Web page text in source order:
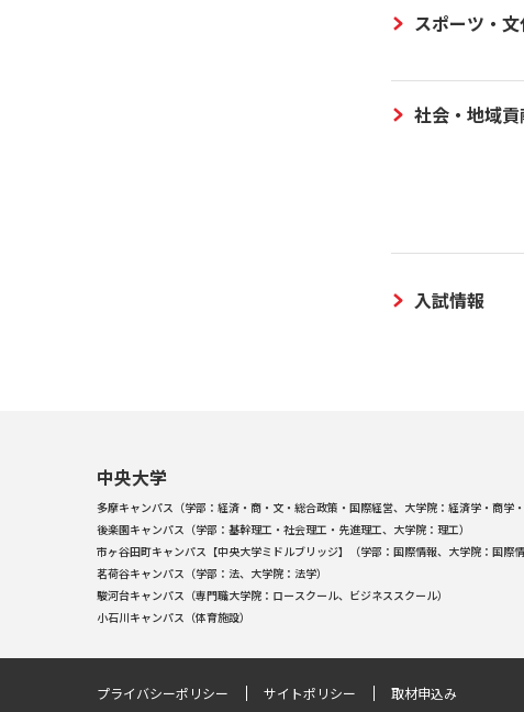
スポーツ・
社会・地域
入試情報
中央大学
多摩キャンパス（学部：経済・商・文・総合政策・国際経営、大学院：経済学・商学・
後楽園キャンパス（学部：基幹理工・社会理工・先進理工、大学院：理工）
市ヶ谷田町キャンパス【中央大学ミドルブリッジ】（学部：国際情報、大学院：国際情
茗荷谷キャンパス（学部：法、大学院：法学）
駿河台キャンパス（専門職大学院：ロースクール、ビジネススクール）
小石川キャンパス（体育施設）
プライバシーポリシー サイトポリシー 取材申込み